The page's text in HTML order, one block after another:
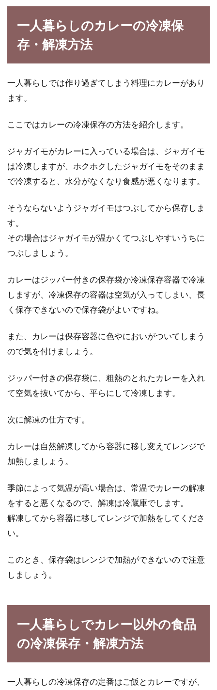
を！あんな料理も作れる？
などという...
美味しく出来る炒飯のレシピ！本格
中華料理で王道な料理、炒飯。お店で食べるよ
うな炒飯が食べたいのに、なかなか思ったよう
に作れま...
手作り甘酒につきものの米麹のつぶ
注目が集まっている甘酒。毎日の習慣としてい
ただくた...
味噌鍋を美味しく食べるためのスー
プの作り方とアレンジ3選
寒くなってお鍋が恋しくなる季節には、日本の
お鍋の代表格と言っても過言ではない、味噌鍋
お米からご飯への炊き上がりって何
日本人の主食はお米です。炊き上がりのご飯は
何よりも美味しくて、最後の晩餐は白いご飯と
時間が無い時専用！電子レンジで出
動きたく...
さわらの味噌焼きのおいしい焼き
方！焦がさないポイントは？
一人暮らしのカレーの冷凍保
存・解凍方法
一人暮らしでは作り過ぎてしまう料理にカレーがあり
ます。
ここではカレーの冷凍保存の方法を紹介します。
ジャガイモがカレーに入っている場合は、ジャガイモ
は冷凍しますが、ホクホクしたジャガイモをそのまま
で冷凍すると、水分がなくなり食感が悪くなります。
そうならないようジャガイモはつぶしてから保存しま
す。
その場合はジャガイモが温かくてつぶしやすいうちに
つぶしましょう。
カレーはジッパー付きの保存袋か冷凍保存容器で冷凍
しますが、冷凍保存の容器は空気が入ってしまい、長
く保存できないので保存袋がよいですね。
また、カレーは保存容器に色やにおいがついてしまう
ので気を付けましょう。
ジッパー付きの保存袋に、粗熱のとれたカレーを入れ
て空気を抜いてから、平らにして冷凍します。
次に解凍の仕方です。
カレーは自然解凍してから容器に移し変えてレンジで
加熱しましょう。
季節によって気温が高い場合は、常温でカレーの解凍
をすると悪くなるので、解凍は冷蔵庫でします。
解凍してから容器に移してレンジで加熱をしてくださ
い。
このとき、保存袋はレンジで加熱ができないので注意
しましょう。
一人暮らしでカレー以外の食品
の冷凍保存・解凍方法
一人暮らしの冷凍保存の定番はご飯とカレーですが、